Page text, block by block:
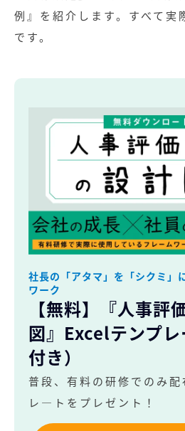
例』を紹介します。すべて実
です。
社長の「アタマ」を「シクミ」
ワーク
【無料】『人事評
図』Excelテンプ
付き）
普段、有料の研修でのみ
レ―トをプレゼント！